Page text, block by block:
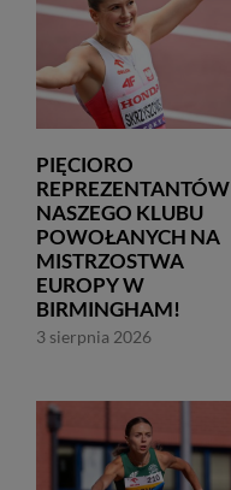
PIĘCIORO
REPREZENTANTÓW
NASZEGO KLUBU
POWOŁANYCH NA
MISTRZOSTWA
EUROPY W
BIRMINGHAM!
3 sierpnia 2026